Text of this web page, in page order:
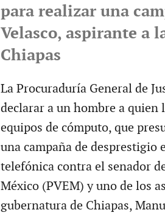
para realizar una
Velasco, aspirante a
Chiapas
La Procuraduría General de
declarar a un hombre a
equipos de cómputo, que
una campaña de desprestigio
telefónica contra el senador
México (PVEM) y uno de los
gubernatura de Chiapas,